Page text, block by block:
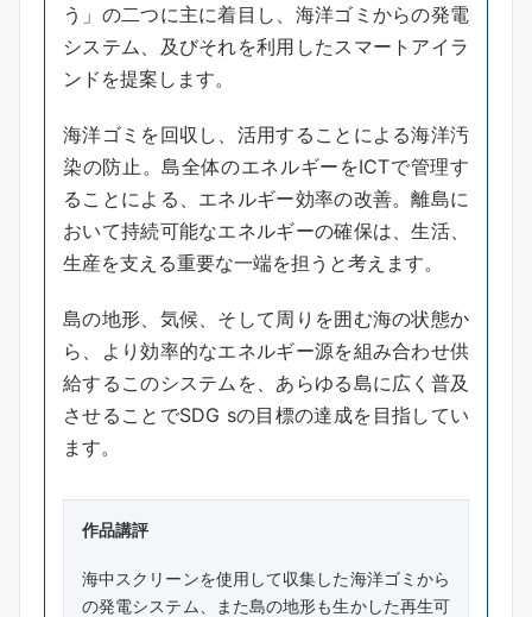
う」の二つに主に着目し、海洋ゴミからの発電
システム、及びそれを利用したスマートアイラ
ンドを提案します。
海洋ゴミを回収し、活用することによる海洋汚
染の防止。島全体のエネルギーをICTで管理す
ることによる、エネルギー効率の改善。離島に
おいて持続可能なエネルギーの確保は、生活、
生産を支える重要な一端を担うと考えます。
島の地形、気候、そして周りを囲む海の状態か
ら、より効率的なエネルギー源を組み合わせ供
給するこのシステムを、あらゆる島に広く普及
させることでSDG sの目標の達成を目指してい
ます。
作品講評
海中スクリーンを使用して収集した海洋ゴミから
の発電システム、また島の地形も生かした再生可